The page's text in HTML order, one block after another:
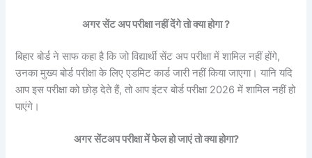
अगर सेंट अप परीक्षा नहीं देंगे तो क्या होगा ?
बिहार बोर्ड ने साफ कहा है कि जो विद्यार्थी सेंट अप परीक्षा में शामिल नहीं होंगे,
उनका मुख्य बोर्ड परीक्षा के लिए एडमिट कार्ड जारी नहीं किया जाएगा। यानि यदि
आप इस परीक्षा को छोड़ देते हैं, तो आप इंटर बोर्ड परीक्षा 2026 में शामिल नहीं हो
पाएंगे।
अगर सेंटअप परीक्षा में फेल हो जाएं तो क्या होगा?